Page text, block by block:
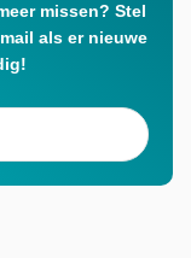
missen? Stel
als er nieuwe